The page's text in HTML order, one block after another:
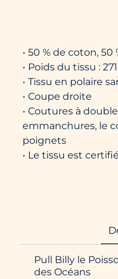
• 50 % de coton,
• Poids du tissu :
• Tissu en polaire
• Coupe droite
• Coutures à
emmanchures, le
poignets
• Le tissu est
Pull Billy le
des Océans